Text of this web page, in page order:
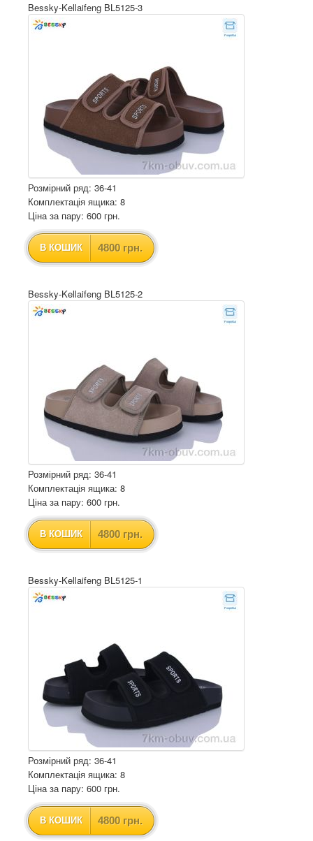
Bessky-Kellaifeng BL5125-3
Розмірний ряд: 36-41
Комплектація ящика: 8
Ціна за пару: 600 грн.
В КОШИК 4800 грн.
Bessky-Kellaifeng BL5125-2
Розмірний ряд: 36-41
Комплектація ящика: 8
Ціна за пару: 600 грн.
В КОШИК 4800 грн.
Bessky-Kellaifeng BL5125-1
Розмірний ряд: 36-41
Комплектація ящика: 8
Ціна за пару: 600 грн.
В КОШИК 4800 грн.